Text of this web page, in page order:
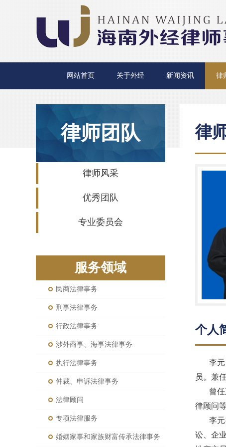
网站首页 关于外经 新闻资讯 律
律师团队
律师风采
优秀团队
专业委员会
服务领域
民商法律事务
刑事法律事务
行政法律事务
涉外商事、海事法律事务
执行法律事务
仲裁、申诉法律事务
法律顾问
专项法律服务
婚姻家事和家族财富传承法律事务
律
个人
李
员。兼
曾
律顾问等
李
讼、企